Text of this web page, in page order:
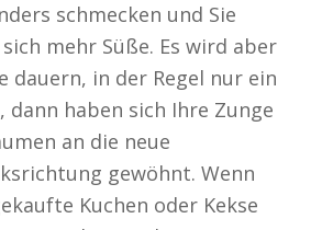
schmecken und Sie
mehr Süße. Es wird aber
dauern, in der Regel nur ein
dann haben sich Ihre Zunge
an die neue
gewöhnt. Wenn
Kuchen oder Kekse